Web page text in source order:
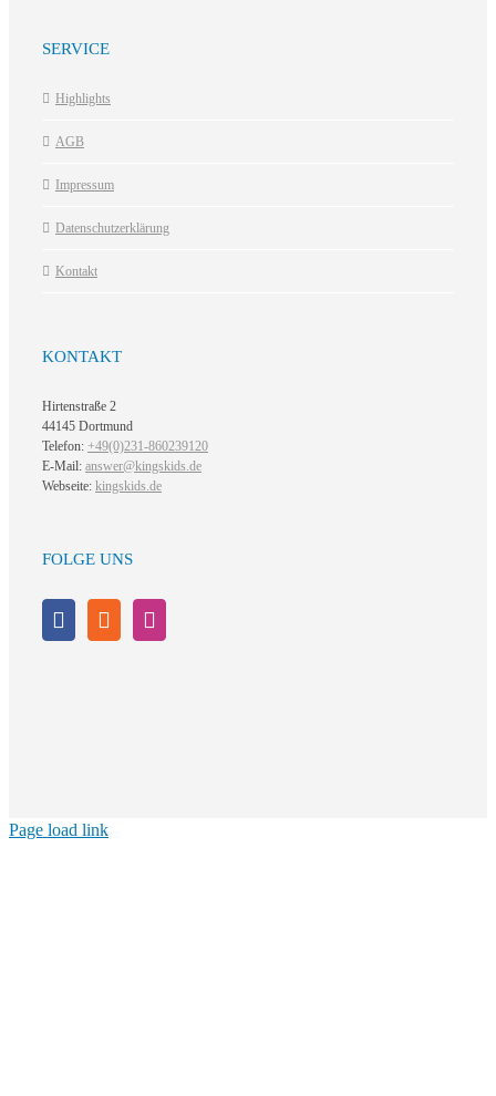
SERVICE
Highlights
AGB
Impressum
Datenschutzerklärung
Kontakt
KONTAKT
Hirtenstraße 2
44145 Dortmund
Telefon: +49(0)231-860239120
E-Mail: answer@kingskids.de
Webseite: kingskids.de
FOLGE UNS
Page load link